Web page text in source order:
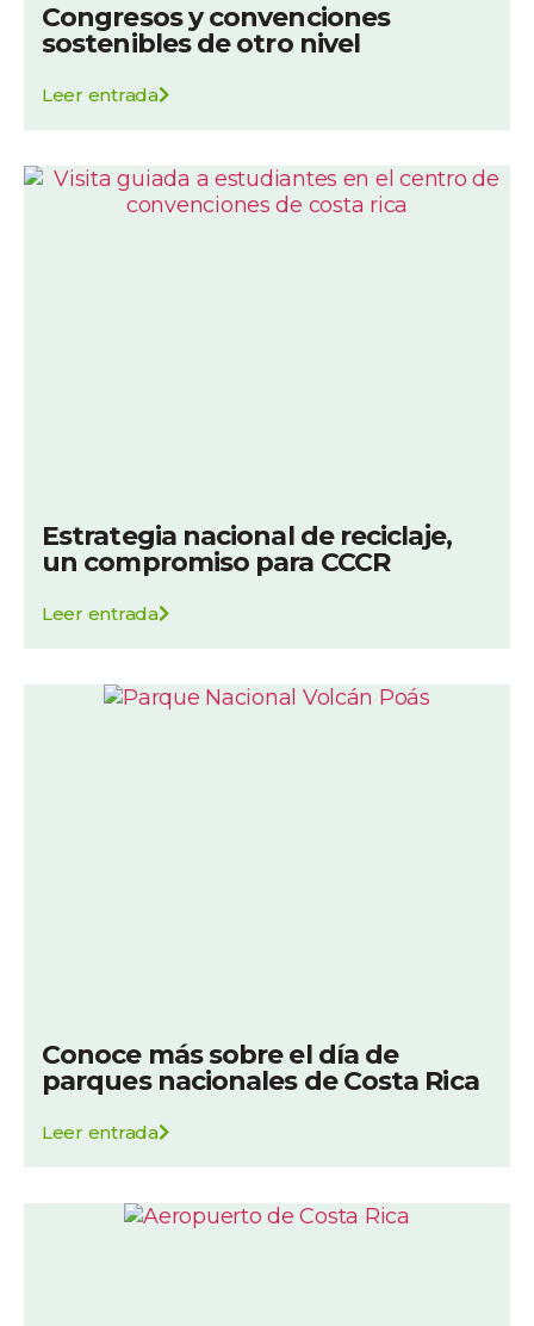
Congresos y convenciones
sostenibles de otro nivel
Leer entrada
Estrategia nacional de reciclaje,
un compromiso para CCCR
Leer entrada
Conoce más sobre el día de
parques nacionales de Costa Rica
Leer entrada